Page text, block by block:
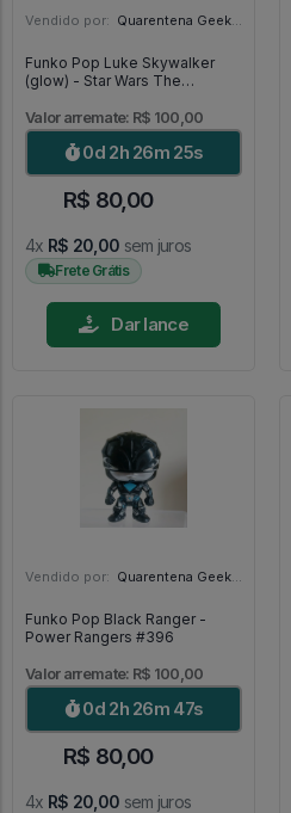
Vendido por: Quarentena Geek Store - SP
Funko Pop Luke Skywalker
(glow) - Star Wars The
Valor arremate: R$ 100,00
0d 2h 26m 23s
R$ 80,00
4x R$ 20,00 sem juros
Frete Grátis
Dar lance
Vendido por: Quarentena Geek Store - SP
Funko Pop Black Ranger -
Power Rangers #396
Valor arremate: R$ 100,00
0d 2h 26m 45s
R$ 80,00
4x R$ 20,00 sem juros